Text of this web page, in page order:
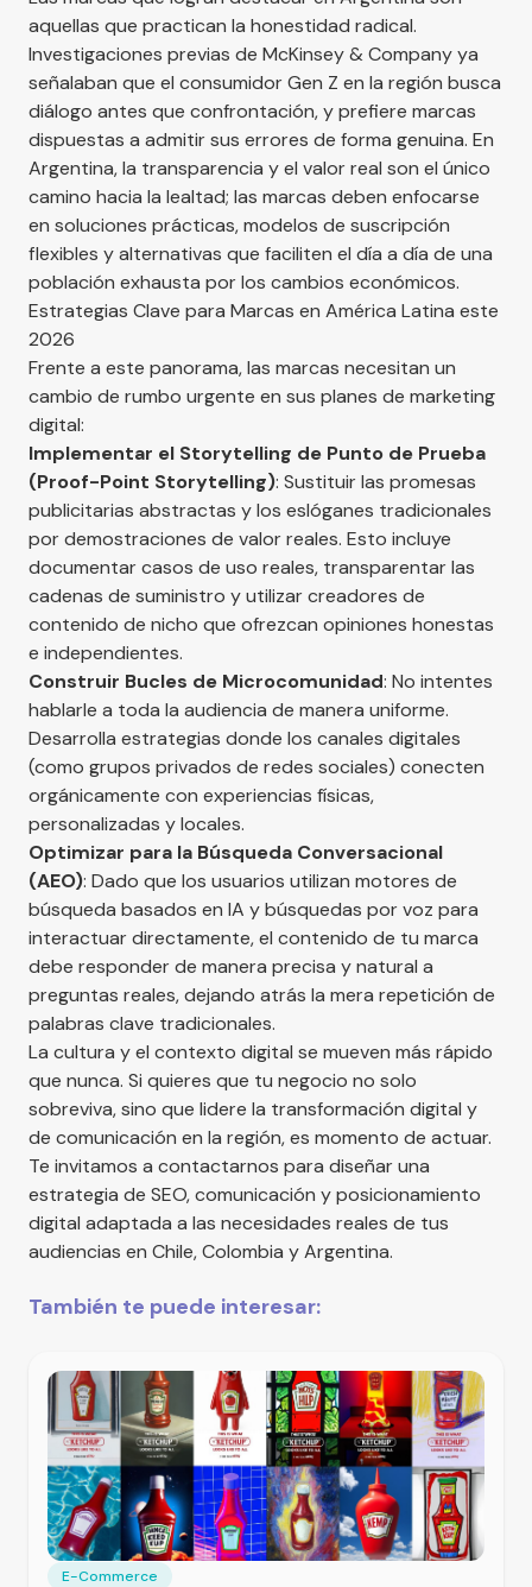
aquellas que practican la honestidad radical.
Investigaciones previas de McKinsey & Companyya
señalaban que el consumidor Gen Z en la región busca
diálogo antes que confrontación, y prefiere marcas
dispuestas a admitir sus errores de forma genuina. En
Argentina, la transparencia y el valor real son el único
camino hacia la lealtad; las marcas deben enfocarse
en soluciones prácticas, modelos de suscripción
flexibles y alternativas que faciliten el día a día de una
población exhausta por los cambios económicos.
Estrategias Clave para Marcas en América Latina este
2026
Frente a este panorama, las marcas necesitan un
cambio de rumbo urgente en sus planes de marketing
digital:
Implementar el Storytelling de Punto de Prueba
(Proof-Point Storytelling): Sustituir las promesas
publicitarias abstractas y los eslóganes tradicionales
por demostraciones de valor reales. Esto incluye
documentar casos de uso reales, transparentar las
cadenas de suministro y utilizar creadores de
contenido de nicho que ofrezcan opiniones honestas
e independientes.
Construir Bucles de Microcomunidad: No intentes
hablarle a toda la audiencia de manera uniforme.
Desarrolla estrategias donde los canales digitales
(como grupos privados de redes sociales) conecten
orgánicamente con experiencias físicas,
personalizadas y locales.
Optimizar para la Búsqueda Conversacional
(AEO): Dado que los usuarios utilizan motores de
búsqueda basados en IA y búsquedas por voz para
interactuar directamente, el contenido de tu marca
debe responder de manera precisa y natural a
preguntas reales, dejando atrás la mera repetición de
palabras clave tradicionales.
La cultura y el contexto digital se mueven más rápido
que nunca. Si quieres que tu negocio no solo
sobreviva, sino que lidere la transformación digital y
de comunicación en la región, es momento de actuar.
Te invitamos a contactarnos para diseñar una
estrategia de SEO, comunicación y posicionamiento
digital adaptada a las necesidades reales de tus
audiencias en Chile, Colombia y Argentina.
También te puede interesar:
E-Commerce